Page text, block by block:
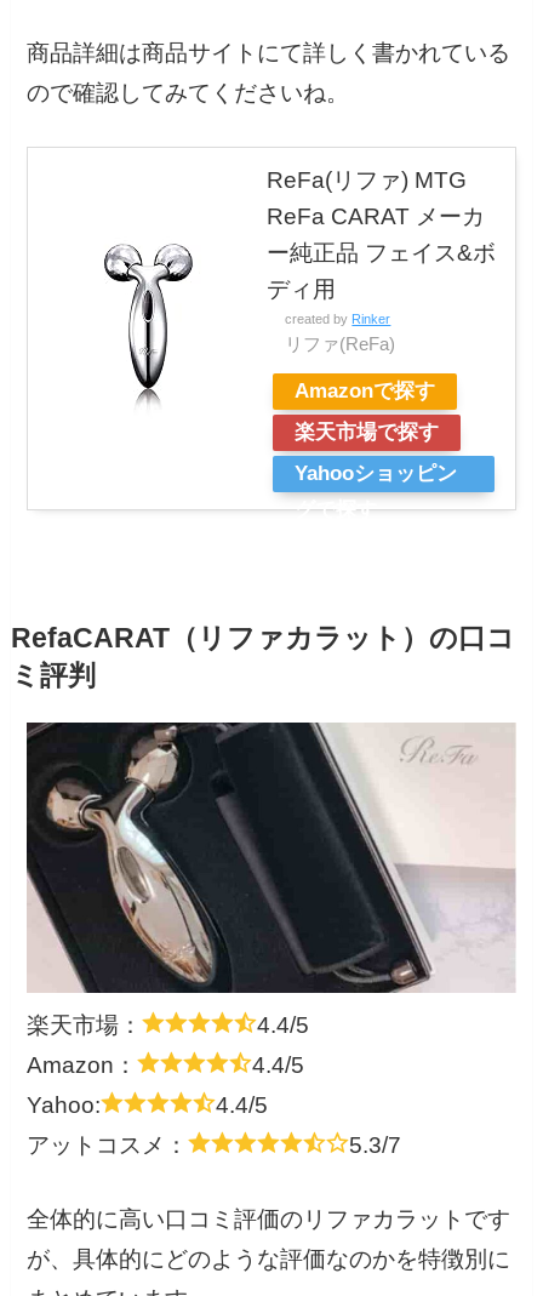
商品詳細は商品サイトにて詳しく書かれている
ので確認してみてくださいね。
ReFa(リファ) MTG
ReFa CARAT メーカ
ー純正品 フェイス&ボ
ディ用
created by Rinker
リファ(ReFa)
Amazonで探す
楽天市場で探す
Yahooショッピン
グで探す
RefaCARAT（リファカラット）の口コ
ミ評判
楽天市場：
4.4/5
Amazon：
4.4/5
Yahoo:
4.4/5
アットコスメ：
5.3/7
全体的に高い口コミ評価のリファカラットです
が、具体的にどのような評価なのかを特徴別に